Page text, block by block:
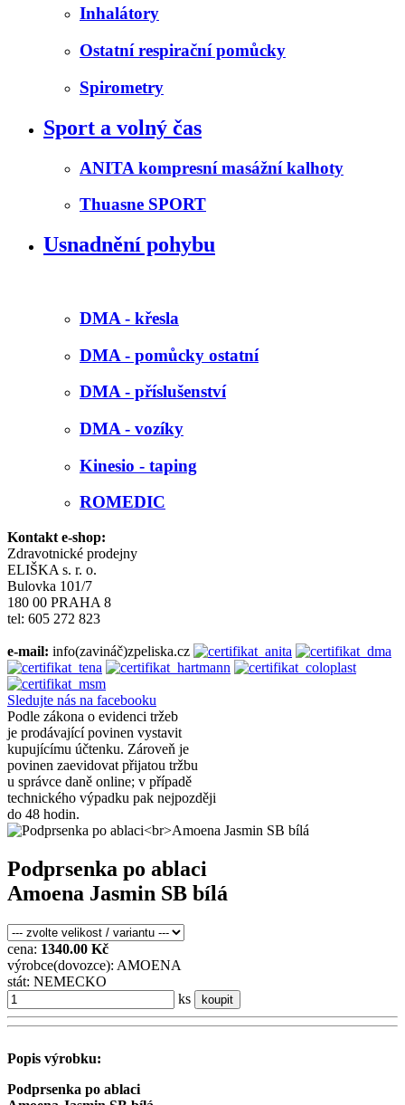
Inhalátory
Ostatní respirační pomůcky
Spirometry
Sport a volný čas
ANITA kompresní masážní kalhoty
Thuasne SPORT
Usnadnění pohybu
DMA - křesla
DMA - pomůcky ostatní
DMA - příslušenství
DMA - vozíky
Kinesio - taping
ROMEDIC
Kontakt e-shop:
Zdravotnické prodejny
ELIŠKA s. r. o.
Bulovka 101/7
180 00 PRAHA 8
tel: 605 272 823
e-mail: info(zavináč)zpeliska.cz
Sledujte nás na facebooku
Podle zákona o evidenci tržeb
je prodávající povinen vystavit
kupujícímu účtenku. Zároveň je
povinen zaevidovat přijatou tržbu
u správce daně online; v případě
technického výpadku pak nejpozději
do 48 hodin.
Podprsenka po ablaci
Amoena Jasmin SB bílá
cena: 1340.00 Kč
výrobce(dovozce): AMOENA
stát: NEMECKO
ks
koupit
Popis výrobku:
Podprsenka po ablaci